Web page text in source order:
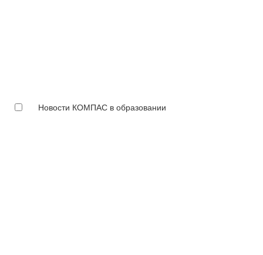
Новости КОМПАС в образовании